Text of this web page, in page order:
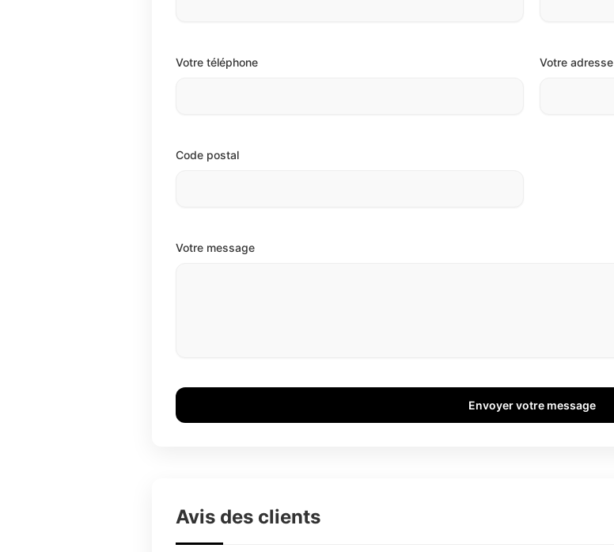
Votre téléphone Votre adresse
Code postal
Votre message
Envoyer votre message
Avis des clients